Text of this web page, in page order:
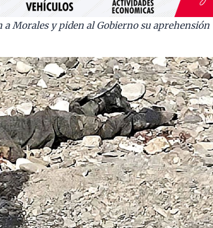
a Morales y piden al Gobierno su aprehensión